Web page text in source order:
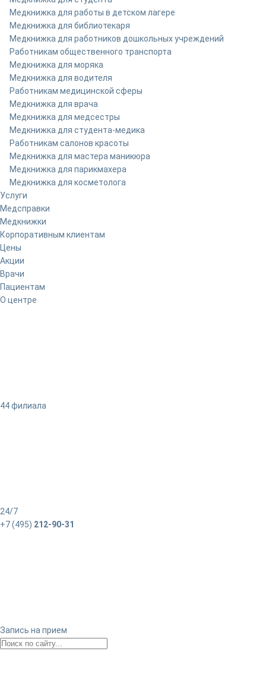
Медкнижка для работы в детском лагере
Медкнижка для библиотекаря
Медкнижка для работников дошкольных учреждений
Работникам общественного транспорта
Медкнижка для моряка
Медкнижка для водителя
Работникам медицинской сферы
Медкнижка для врача
Медкнижка для медсестры
Медкнижка для студента-медика
Работникам салонов красоты
Медкнижка для мастера маникюра
Медкнижка для парикмахера
Медкнижка для косметолога
Услуги
Медсправки
Медкнижки
Корпоративным клиентам
Цены
Акции
Врачи
Пациентам
О центре
44 филиала
24/7
+7 (495) 212-90-31
Запись на прием